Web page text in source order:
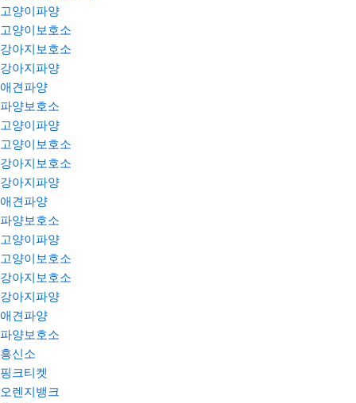
고양이파양
고양이보호소
강아지보호소
강아지파양
애견파양
파양보호소
고양이파양
고양이보호소
강아지보호소
강아지파양
애견파양
파양보호소
고양이파양
고양이보호소
강아지보호소
강아지파양
애견파양
파양보호소
흥신소
핑크티켓
오렌지뱅크